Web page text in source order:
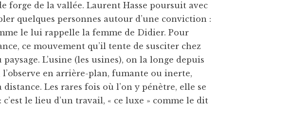
forge de la vallée. Laurent Hasse poursuit avec
quelques personnes autour d’une conviction :
le lui rappelle la femme de Didier. Pour
ce mouvement qu’il tente de susciter chez
L’usine (les usines), on la longe depuis
l’observe en arrière-plan, fumante ou inerte,
Les rares fois où l’on y pénètre, elle se
le lieu d’un travail, « ce luxe » comme le dit